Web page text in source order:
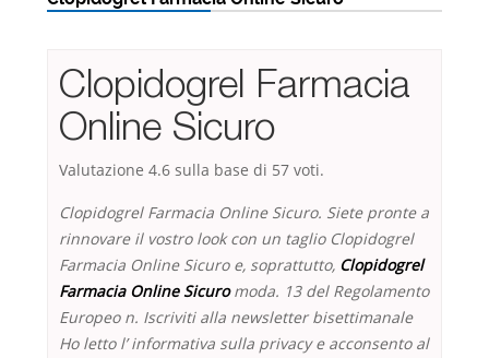
Clopidogrel Farmacia
Online Sicuro
Valutazione 4.6 sulla base di 57 voti.
Clopidogrel Farmacia Online Sicuro. Siete pronte a
rinnovare il vostro look con un taglio Clopidogrel
Farmacia Online Sicuro e, soprattutto, Clopidogrel
Farmacia Online Sicuromoda. 13 del Regolamento
Europeo n. Iscriviti alla newsletter bisettimanale
Ho letto l’ informativa sulla privacy e acconsento al